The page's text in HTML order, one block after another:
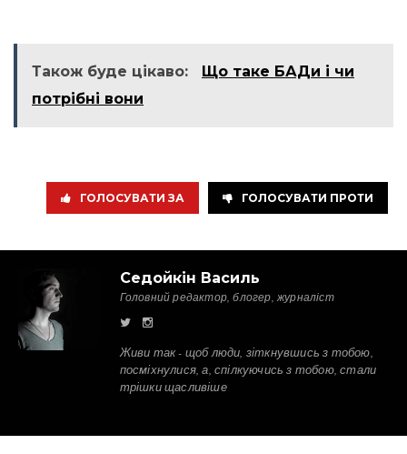
Також буде цікаво:
Що таке БАДи і чи
потрібні вони
ГОЛОСУВАТИ ЗА ГОЛОСУВАТИ ПРОТИ
Седойкін Василь
Головний редактор, блогер, журналіст
Живи так - щоб люди, зіткнувшись з тобою,
посміхнулися, а, спілкуючись з тобою, стали
трішки щасливіше